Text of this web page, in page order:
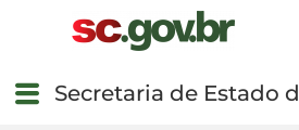
Secretaria de Estado